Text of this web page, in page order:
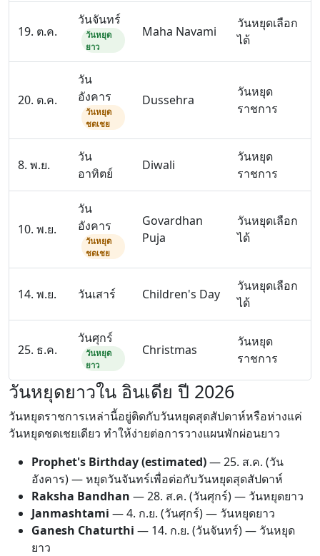
19. ต.ค.
วันจันทร์
วันหยุด
ยาว
Maha Navami
วันหยุดเลือก
ได้
20. ต.ค.
วัน
อังคาร
วันหยุด
ชดเชย
Dussehra
วันหยุด
ราชการ
8. พ.ย.
วัน
อาทิตย์
Diwali
วันหยุด
ราชการ
10. พ.ย.
วัน
อังคาร
วันหยุด
ชดเชย
Govardhan
Puja
วันหยุดเลือก
ได้
14. พ.ย. วันเสาร์ Children's Day
วันหยุดเลือก
ได้
25. ธ.ค.
วันศุกร์
วันหยุด
ยาว
Christmas
วันหยุด
ราชการ
วันหยุดยาวใน อินเดีย ปี 2026
วันหยุดราชการเหล่านี้อยู่ติดกับวันหยุดสุดสัปดาห์หรือห่างแค่
วันหยุดชดเชยเดียว ทำให้ง่ายต่อการวางแผนพักผ่อนยาว
Prophet's Birthday (estimated)—25. ส.ค. (วัน
อังคาร) — หยุดวันจันทร์เพื่อต่อกับวันหยุดสุดสัปดาห์
Raksha Bandhan —28. ส.ค. (วันศุกร์) — วันหยุดยาว
Janmashtami —4. ก.ย. (วันศุกร์) — วันหยุดยาว
Ganesh Chaturthi — 14. ก.ย. (วันจันทร์) — วันหยุด
ยาว